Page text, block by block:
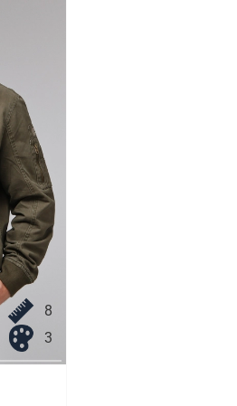
8
3